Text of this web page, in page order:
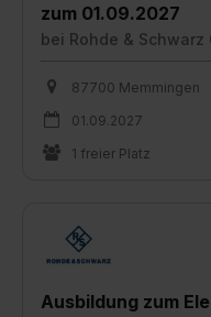
zum 01.09.2027
bei Rohde & Schwarz
87700 Memmingen
01.09.2027
1 freier Platz
Ausbildung zum